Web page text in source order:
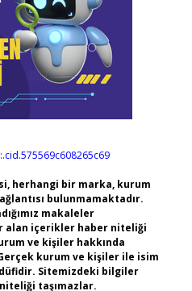
herhangi bir marka, kurum
bulunmamaktadır.
makaleler
alan içerikler haber niteliği
ve kişiler hakkında
kurum ve kişiler ile isim
Sitemizdeki bilgiler
taşımazlar.